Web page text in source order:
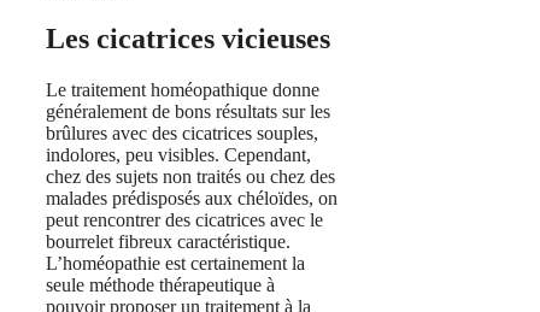
Les cicatrices vicieuses
Le traitement homéopathique donne
généralement de bons résultats sur les
brûlures avec des cicatrices souples,
indolores, peu visibles. Cependant,
chez des sujets non traités ou chez des
malades prédisposés aux chéloïdes, on
peut rencontrer des cicatrices avec le
bourrelet fibreux caractéristique.
L’homéopathie est certainement la
seule méthode thérapeutique à
pouvoir proposer un traitement à la